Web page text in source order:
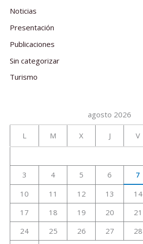
Noticias
Presentación
Publicaciones
Sin categorizar
Turismo
agosto 2026
L M X J V
3
4 5 6 7
10
11 12 13 14
17
18 19 20 21
24
25 26 27 28